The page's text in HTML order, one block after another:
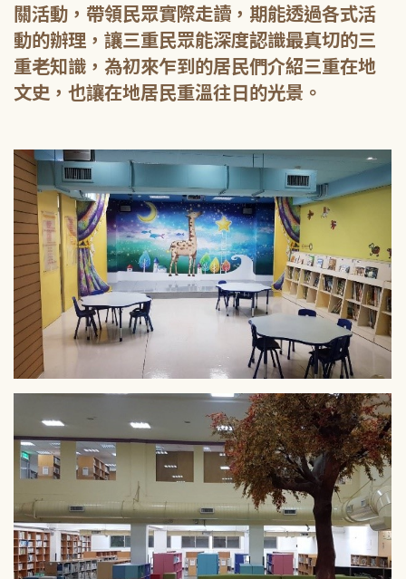
關活動，帶領民眾實際走讀，期能透過各式活
動的辦理，讓三重民眾能深度認識最真切的三
重老知識，為初來乍到的居民們介紹三重在地
文史，也讓在地居民重溫往日的光景。